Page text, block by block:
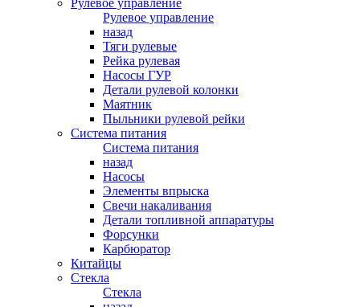
Рулевое управление
Рулевое управление
назад
Тяги рулевые
Рейка рулевая
Насосы ГУР
Детали рулевой колонки
Маятник
Пыльники рулевой рейки
Система питания
Система питания
назад
Насосы
Элементы впрыска
Свечи накаливания
Детали топливной аппаратуры
Форсунки
Карбюратор
Китайцы
Стекла
Стекла